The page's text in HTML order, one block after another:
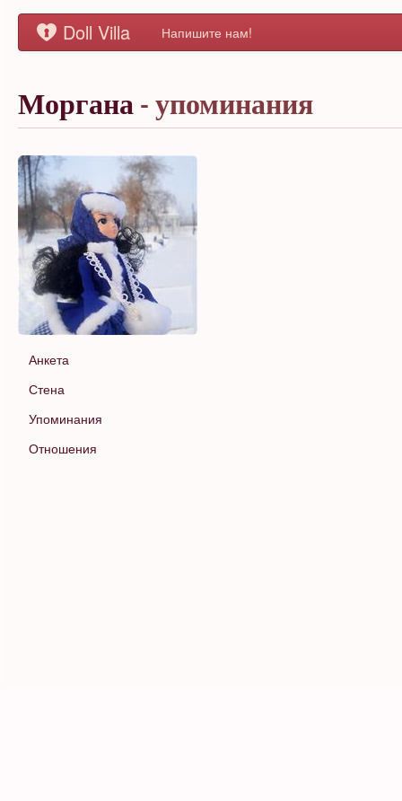
Doll Villa Напишите нам!
Моргана - упоминания
Анкета
Стена
Упоминания
Отношения